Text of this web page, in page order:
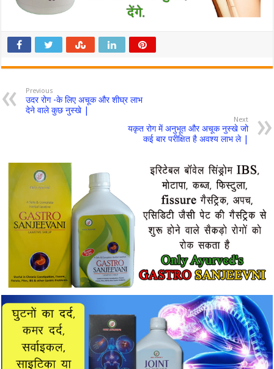
Previous
उदर रोग -के लिए अचूक और शीघ्र लाभ
देने वाले कुछ नुस्खे |
Next
यकृत रोग में अनुभूत और अचूक नुस्खे जो
कई बार परीक्षित है अवश्य लाभ ले |